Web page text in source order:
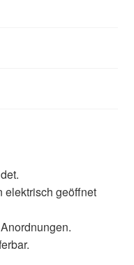
elektrisch geöffnet